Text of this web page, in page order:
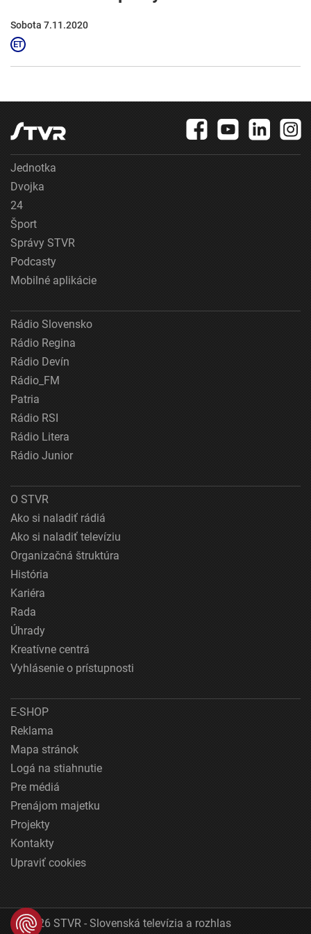
Sobota 7.11.2020
Jednotka
Dvojka
24
Šport
Správy STVR
Podcasty
Mobilné aplikácie
Rádio Slovensko
Rádio Regina
Rádio Devín
Rádio_FM
Patria
Rádio RSI
Rádio Litera
Rádio Junior
O STVR
Ako si naladiť rádiá
Ako si naladiť televíziu
Organizačná štruktúra
História
Kariéra
Rada
Úhrady
Kreatívne centrá
Vyhlásenie o prístupnosti
E-SHOP
Reklama
Mapa stránok
Logá na stiahnutie
Pre médiá
Prenájom majetku
Projekty
Kontakty
Upraviť cookies
© 2026 STVR - Slovenská televízia a rozhlas